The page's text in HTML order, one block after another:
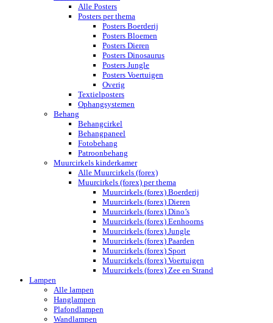
Alle Posters
Posters per thema
Posters Boerderij
Posters Bloemen
Posters Dieren
Posters Dinosaurus
Posters Jungle
Posters Voertuigen
Overig
Textielposters
Ophangsystemen
Behang
Behangcirkel
Behangpaneel
Fotobehang
Patroonbehang
Muurcirkels kinderkamer
Alle Muurcirkels (forex)
Muurcirkels (forex) per thema
Muurcirkels (forex) Boerderij
Muurcirkels (forex) Dieren
Muurcirkels (forex) Dino’s
Muurcirkels (forex) Eenhoorns
Muurcirkels (forex) Jungle
Muurcirkels (forex) Paarden
Muurcirkels (forex) Sport
Muurcirkels (forex) Voertuigen
Muurcirkels (forex) Zee en Strand
Lampen
Alle lampen
Hanglampen
Plafondlampen
Wandlampen